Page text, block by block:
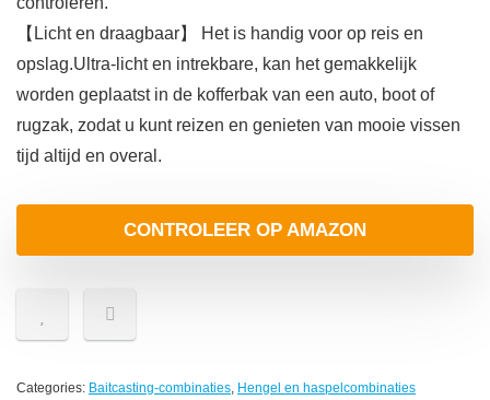
【Licht en draagbaar】 Het is handig voor op reis en
opslag.Ultra-licht en intrekbare, kan het gemakkelijk
worden geplaatst in de kofferbak van een auto, boot of
rugzak, zodat u kunt reizen en genieten van mooie vissen
tijd altijd en overal.
CONTROLEER OP AMAZON
Categories: Baitcasting-combinaties, Hengel en haspelcombinaties